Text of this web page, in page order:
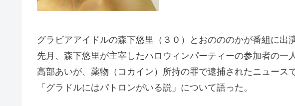
グラビアアイドルの森下悠里（３０）とおのののかが番組に出演
先月、森下悠里が主宰したハロウィンパーティーの参加者の一
高部あいが、薬物（コカイン）所持の罪で逮捕されたニュー
「グラドルにはパトロンがいる説」について語った。